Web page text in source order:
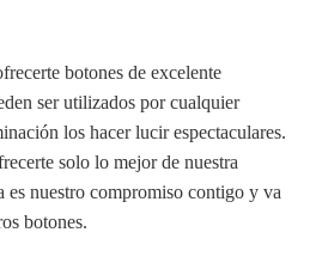
botones de excelente
ser utilizados por cualquier
los hacer lucir espectaculares.
solo lo mejor de nuestra
es nuestro compromiso contigo y va
botones.